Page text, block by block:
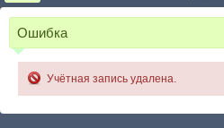
Ошибка
Учётная запись удалена.